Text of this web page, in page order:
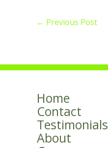
← Previous Post
Home
Contact
Testimonials
About